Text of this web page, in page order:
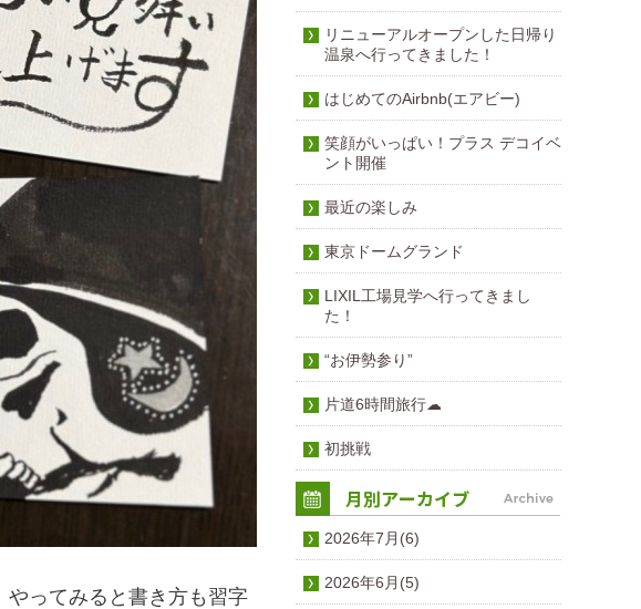
やってみると書き方も習字
リニューアルオープンした日帰り
温泉へ行ってきました！
はじめてのAirbnb(エアビー)
笑顔がいっぱい！プラス デコイベ
ント開催
最近の楽しみ
東京ドームグランド
LIXIL工場見学へ行ってきまし
た！
“お伊勢参り”
片道6時間旅行☁
初挑戦
2026年7月(6)
2026年6月(5)